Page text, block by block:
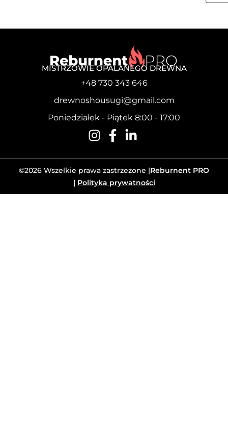
MISTRZOWIE OPALANEGO DREWNA
+48 730 343 646
drewnoshousugi@gmail.com
Poniedziałek - Piątek 8:00 - 17:00
©2026 Wszelkie prawa zastrzeżone |Reburnent PRO
| Polityka prywatności